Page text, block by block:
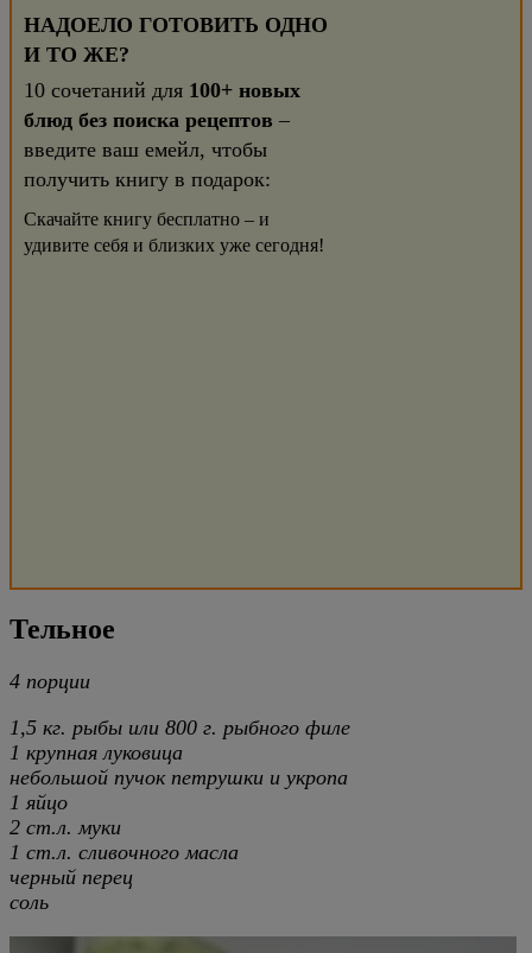
НАДОЕЛО ГОТОВИТЬ ОДНО
И ТО ЖЕ?
10 сочетаний для 100+ новых
блюд без поиска рецептов –
введите ваш емейл, чтобы
получить книгу в подарок:
Скачайте книгу бесплатно – и
удивите себя и близких уже сегодня!
Тельное
4 порции
1,5 кг. рыбы или 800 г. рыбного филе
1 крупная луковица
небольшой пучок петрушки и укропа
1 яйцо
2 ст.л. муки
1 ст.л. сливочного масла
черный перец
соль